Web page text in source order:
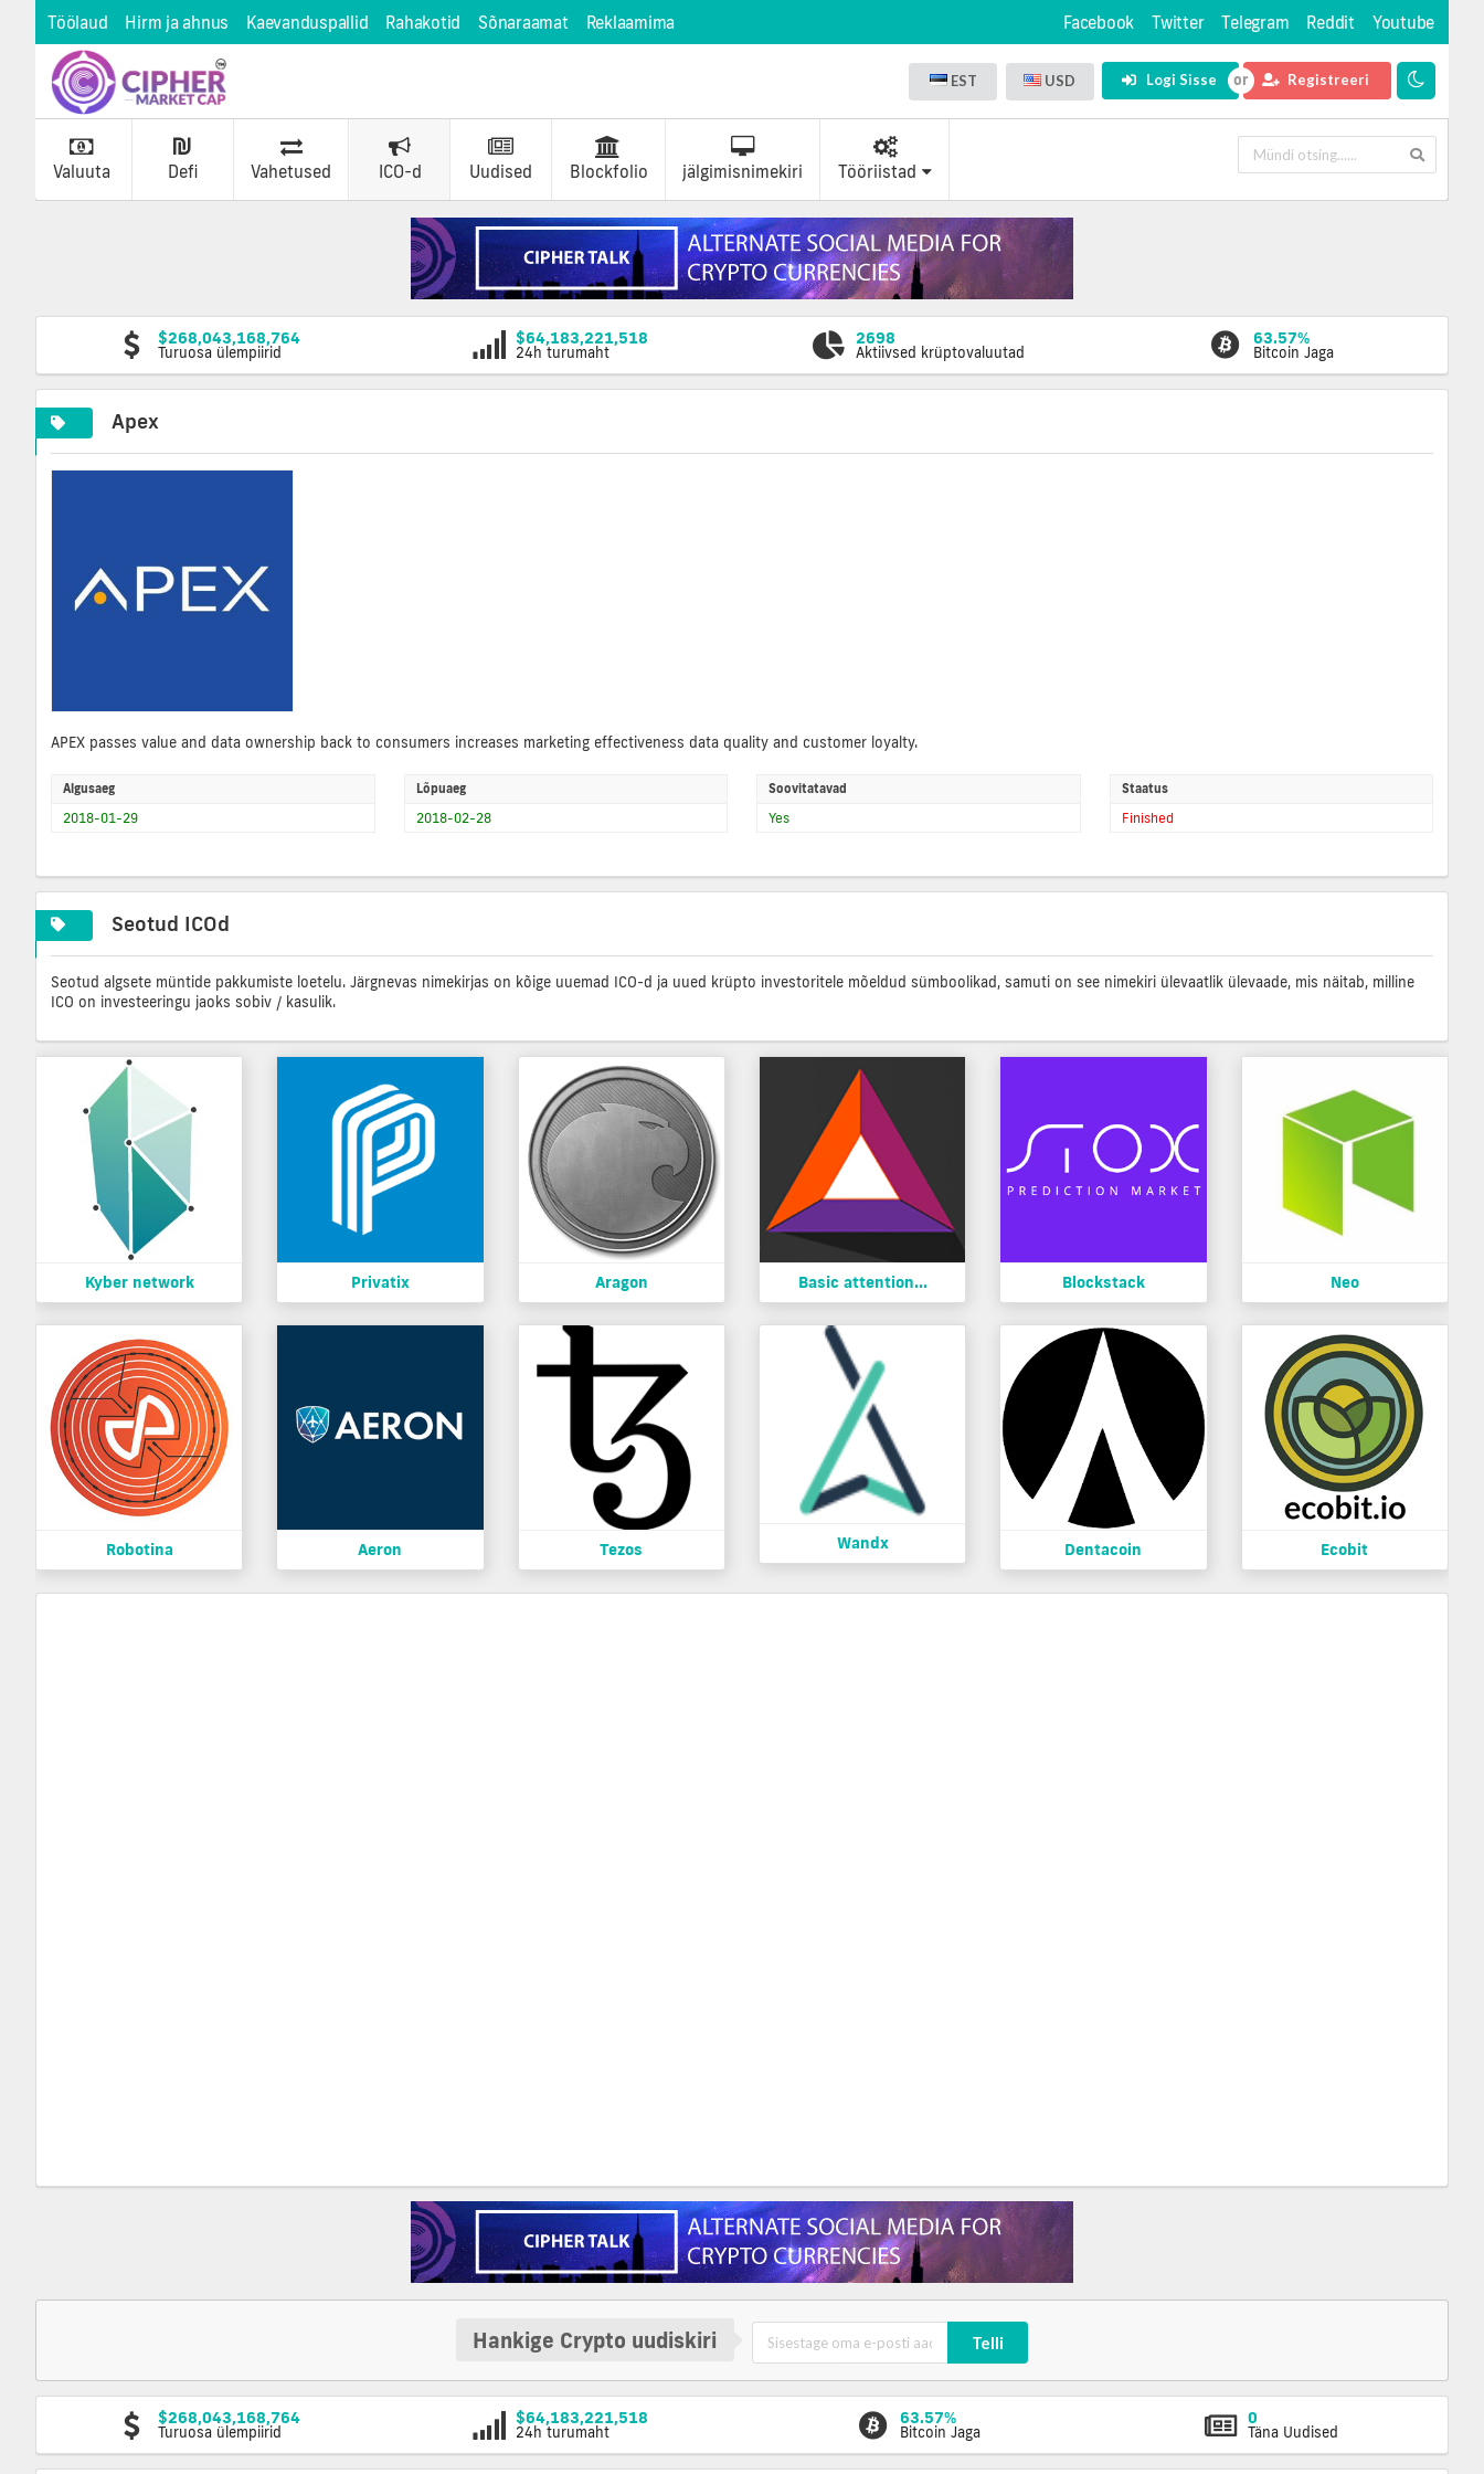
Töölaud Hirm ja ahnus Kaevanduspallid Rahakotid Sõnaraamat Reklaamima Facebook Twitter Telegram Reddit Youtube
EST USD Logi Sisse Registreeri
Valuuta Defi Vahetused ICO-d Uudised Blockfolio jälgimisnimekiri Tööriistad
$268,043,168,764
Turuosa ülempiirid
$64,183,221,518
24h turumaht
2698
Aktiivsed krüptovaluutad
63.57%
Bitcoin Jaga
Apex
APEX passes value and data ownership back to consumers increases marketing effectiveness data quality and customer loyalty.
Algusaeg
2018-01-29
Lõpuaeg
2018-02-28
Soovitatavad
Yes
Staatus
Finished
Seotud ICOd
Seotud algsete müntide pakkumiste loetelu. Järgnevas nimekirjas on kõige uuemad ICO-d ja uued krüpto investoritele mõeldud sümboolikad, samuti on see nimekiri ülevaatlik ülevaade, mis näitab, milline
ICO on investeeringu jaoks sobiv / kasulik.
Kyber network Privatix Aragon Basic attention... Blockstack Neo
Robotina Aeron Tezos Wandx Dentacoin Ecobit
Hankige Crypto uudiskiri Telli
$268,043,168,764
Turuosa ülempiirid
$64,183,221,518
24h turumaht
63.57%
Bitcoin Jaga
0
Täna Uudised